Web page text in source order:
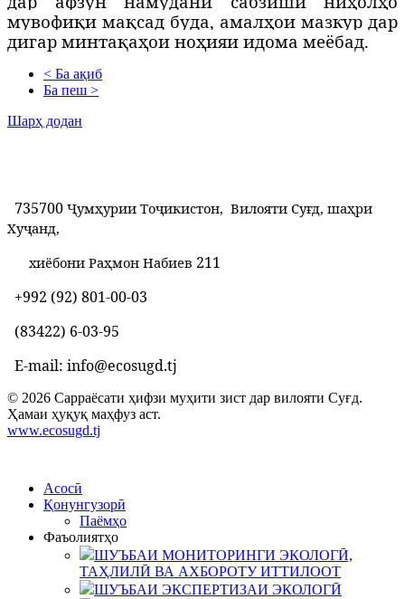
мувофиқи мақсад буда, амалҳои мазкур дар
дигар минтақаҳои ноҳияи идома меёбад.
< Ба ақиб
Ба пеш >
Шарҳ додан
735700 Ҷумҳурии Тоҷикистон, Вилояти Суғд, шаҳри
Хуҷанд,
хиёбони Раҳмон Набиев 211
+992 (92) 801-00-03
(83422) 6-03-95
E-mail: info@ecosugd.tj
© 2026 Сарраёсати ҳифзи муҳити зист дар вилояти Суғд.
Ҳамаи ҳуқуқ маҳфуз аст.
www.ecosugd.tj
Асосӣ
Қонунгузорӣ
Паёмҳо
Фаъолиятҳо
ШУЪБАИ МОНИТОРИНГИ ЭКОЛОГӢ,
ТАҲЛИЛӢ ВА АХБОРОТУ ИТТИЛООТ
ШУЪБАИ ЭКСПЕРТИЗАИ ЭКОЛОГӢ